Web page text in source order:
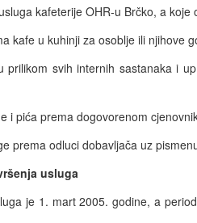
kafeterije OHR-u Brčko, a koje
kafe u kuhinji za osoblje ili njihove
svih internih sastanaka i
i pića prema dogovorenom
prema odluci dobavljača uz
usluga
je 1. mart 2005. godine, a